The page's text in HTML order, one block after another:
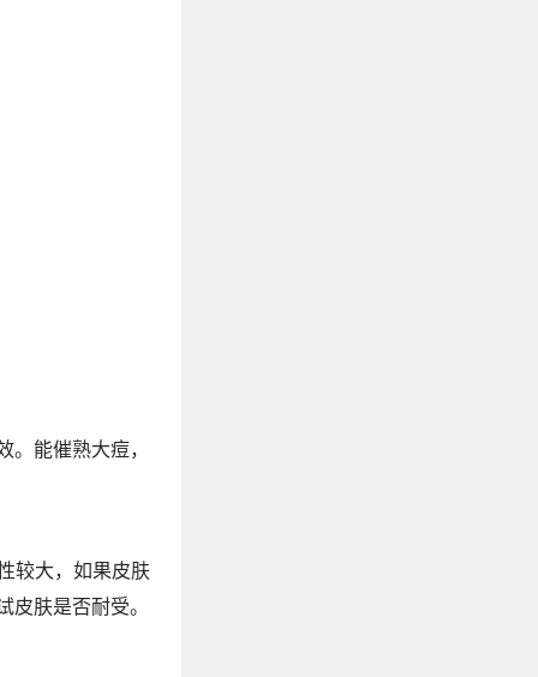
能催熟大痘，
较大，如果皮肤
肤是否耐受。